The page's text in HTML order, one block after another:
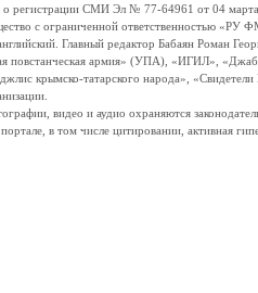
СМИ Эл № 77-64961 от 04
с ограниченной ответственностью
Главный редактор Бабаян Роман
повстанческая армия» (УПА), «ИГИЛ»,
татарского народа»,
видео и аудио охраняются
в том числе цитировании, активная